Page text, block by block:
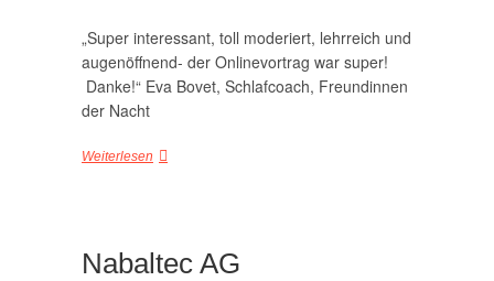
„Super interessant, toll moderiert, lehrreich und
augenöffnend- der Onlinevortrag war super!
Danke!“ Eva Bovet, Schlafcoach, Freundinnen
der Nacht
Weiterlesen
Nabaltec AG